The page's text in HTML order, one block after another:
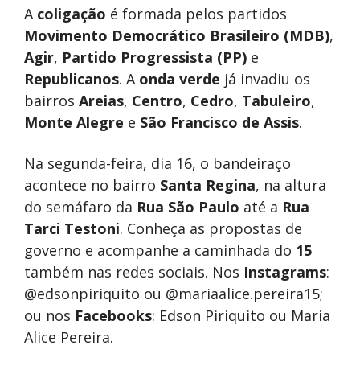
A coligação é formada pelos partidos
Movimento Democrático Brasileiro (MDB),
Agir, Partido Progressista (PP) e
Republicanos. A onda verde já invadiu os
bairros Areias, Centro, Cedro, Tabuleiro,
Monte Alegre e São Francisco de Assis.
Na segunda-feira, dia 16, o bandeiraço
acontece no bairro Santa Regina, na altura
do semáfaro da Rua São Paulo até a Rua
Tarci Testoni. Conheça as propostas de
governo e acompanhe a caminhada do 15
também nas redes sociais. Nos Instagrams:
@edsonpiriquito ou @mariaalice.pereira15;
ou nos Facebooks: Edson Piriquito ou Maria
Alice Pereira.